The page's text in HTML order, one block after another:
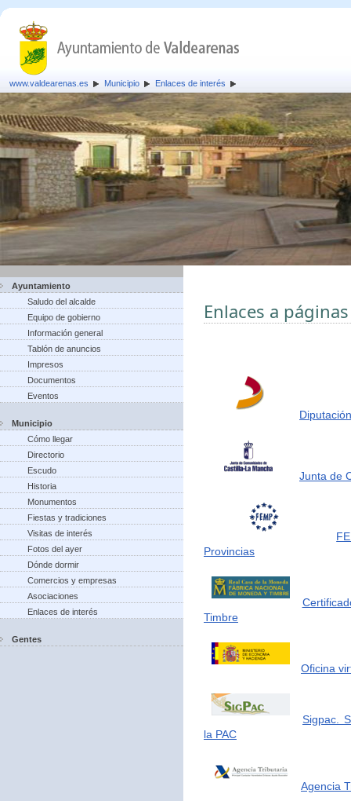
www.valdearenas.es Municipio Enlaces de interés
Ayuntamiento
Saludo del alcalde
Equipo de gobierno
Información general
Tablón de anuncios
Impresos
Documentos
Eventos
Municipio
Cómo llegar
Directorio
Escudo
Historia
Monumentos
Fiestas y tradiciones
Visitas de interés
Fotos del ayer
Dónde dormir
Comercios y empresas
Asociaciones
Enlaces de interés
Gentes
Enlaces a
Junta de
Provincias
Timbre
Oficina
Sigpac.
la PAC
Agencia